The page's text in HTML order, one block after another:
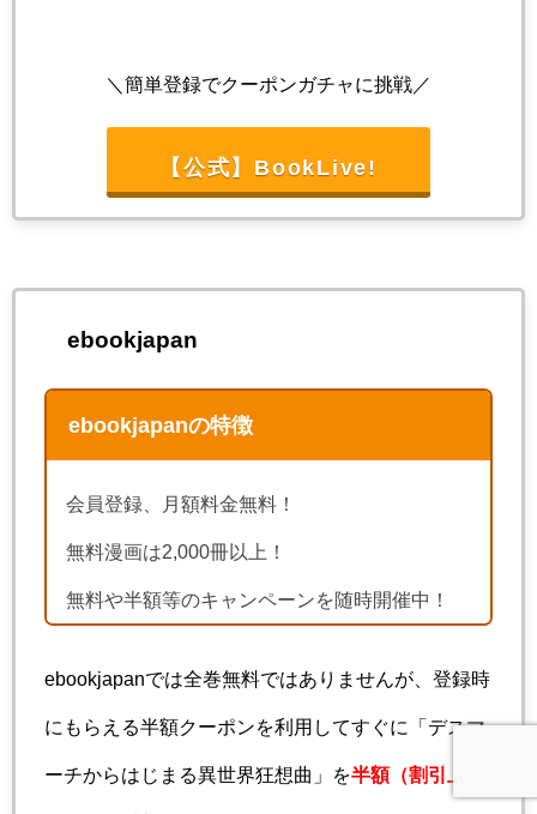
＼簡単登録でクーポンガチャに挑戦／
【公式】BookLive!
ebookjapan
ebookjapanの特徴
会員登録、月額料金無料！
無料漫画は2,000冊以上！
無料や半額等のキャンペーンを随時開催中！
ebookjapanでは全巻無料ではありませんが、登録時
にもらえる半額クーポンを利用してすぐに「デスマ
ーチからはじまる異世界狂想曲」を半額（割引上限